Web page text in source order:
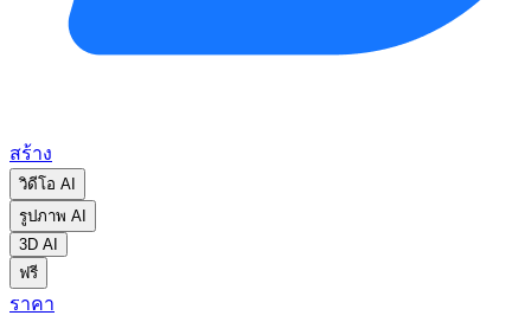
สร้าง
วิดีโอ AI
รูปภาพ AI
3D AI
ฟรี
ราคา